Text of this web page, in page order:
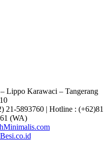
Lippo Karawaci – Tangerang
21-5893760 | Hotline : (+62)81
(WA)